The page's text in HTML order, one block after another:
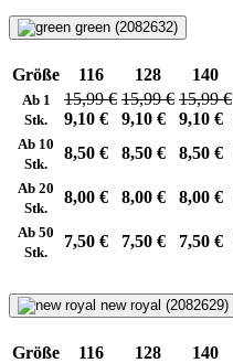
green (2082632)
Größe 116 128 140
Ab 1
Stk.
15,99 €
9,10 €
15,99 €
9,10 €
15,99 €
9,10 €
Ab 10
Stk.
8,50 € 8,50 € 8,50 €
Ab 20
Stk.
8,00 € 8,00 € 8,00 €
Ab 50
Stk.
7,50 € 7,50 € 7,50 €
new royal (2082629)
Größe 116 128 140